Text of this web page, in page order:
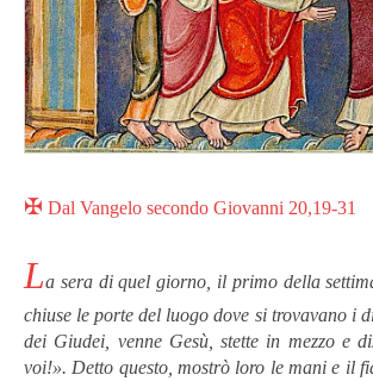
✠ Dal Vangelo secondo Giovanni 20,19-31
La sera di quel giorno, il primo della
chiuse le porte del luogo dove si trovavano i
dei Giudei, venne Gesù, stette in mezzo e
voi!». Detto questo, mostrò loro le mani e il